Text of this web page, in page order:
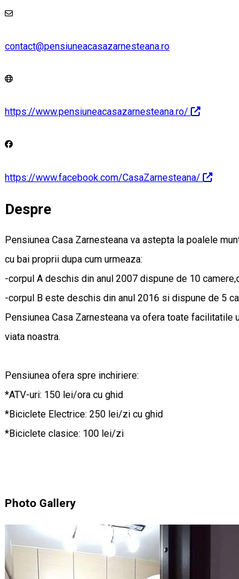
contact@pensiuneacasazarnesteana.ro
https://www.pensiuneacasazarnesteana.ro/
https://www.facebook.com/CasaZarnesteana/
Despre
Pensiunea Casa Zarnesteana va astepta la poalele
cu bai proprii dupa cum urmeaza:
-corpul A deschis din anul 2007 dispune de 10
-corpul B este deschis din anul 2016 si dispune de 5
Pensiunea Casa Zarnesteana va ofera toate
viata noastra.
Pensiunea ofera spre inchiriere:
*ATV-uri: 150 lei/ora cu ghid
*Biciclete Electrice: 250 lei/zi cu ghid
*Biciclete clasice: 100 lei/zi
Photo Gallery